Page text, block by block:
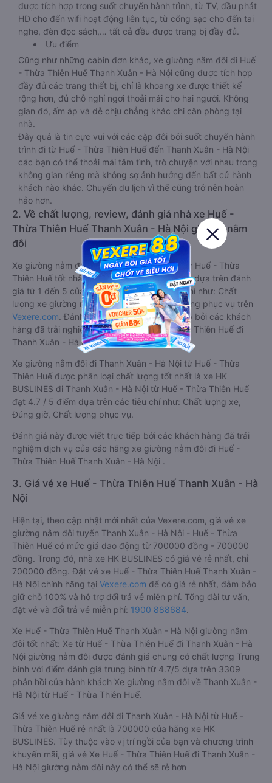
được tích hợp trong suốt chuyến hành trình, từ TV, đầu phát
HD cho đến wifi hoạt động liên tục, từ cổng sạc cho đến tai
nghe, đèn đọc sách,… tất cả đều được trang bị đầy đủ.
Ưu điểm
Cũng như những cabin đơn khác, xe giường nằm đôi đi Huế
- Thừa Thiên Huế Thanh Xuân - Hà Nội cũng được tích hợp
đầy đủ các trang thiết bị, chỉ là khoang xe được thiết kế
rộng hơn, đủ chỗ nghỉ ngơi thoải mái cho hai người. Không
gian đó, ấm áp và dễ chịu chẳng khác chi căn phòng tại
nhà.
Đây quả là tin cực vui với các cặp đôi bởi suốt chuyến hành
trình đi từ Huế - Thừa Thiên Huế đến Thanh Xuân - Hà Nội
các bạn có thể thoải mái tâm tình, trò chuyện với nhau trong
không gian riêng mà không sợ ảnh hưởng đến bất cứ hành
khách nào khác. Chuyến du lịch vì thế cũng trở nên hoàn
hảo hơn.
2. Về chất lượng, review, đánh giá nhà xe Huế -
Thừa Thiên Huế Thanh Xuân - Hà Nội giường nằm
đôi
Xe giường nằm đôi đi Thanh Xuân - Hà Nội từ Huế - Thừa
Thiên Huế tốt nhất được phân loại chất lượng dựa trên đánh
giá từ 1 đến 5 của khách hàng với các tiêu chí như: Chất
lượng xe giường nằm đôi, Đúng giờ, Chất lượng phục vụ trên
Vexere.com. Đánh giá này được viết trực tiếp bởi các khách
hàng đã trải nghiệm các hãng Xe Huế - Thừa Thiên Huế đi
Thanh Xuân - Hà Nội.
Xe giường nằm đôi đi Thanh Xuân - Hà Nội từ Huế - Thừa
Thiên Huế được phân loại chất lượng tốt nhất là xe HK
BUSLINES đi Thanh Xuân - Hà Nội từ Huế - Thừa Thiên Huế
đạt 4.7 / 5 điểm dựa trên các tiêu chí như: Chất lượng xe,
Đúng giờ, Chất lượng phục vụ.
Đánh giá này được viết trực tiếp bởi các khách hàng đã trải
nghiệm dịch vụ của các hãng xe giường nằm đôi đi Huế -
Thừa Thiên Huế Thanh Xuân - Hà Nội .
3. Giá vé xe Huế - Thừa Thiên Huế Thanh Xuân - Hà
Nội
Hiện tại, theo cập nhật mới nhất của Vexere.com, giá vé xe
giường nằm đôi tuyến Thanh Xuân - Hà Nội - Huế - Thừa
Thiên Huế có mức giá dao động từ 700000 đồng - 700000
đồng. Trong đó, nhà xe HK BUSLINES có giá vé rẻ nhất, chỉ
700000 đồng. Đặt vé xe Huế - Thừa Thiên Huế Thanh Xuân -
Hà Nội chính hãng tại Vexere.com để có giá rẻ nhất, đảm bảo
giữ chỗ 100% và hỗ trợ đổi trả vé miễn phí. Tổng đài tư vấn,
đặt vé và đổi trả vé miễn phí: 1900 888684.
Xe Huế - Thừa Thiên Huế Thanh Xuân - Hà Nội giường nằm
đôi tốt nhất: Xe từ Huế - Thừa Thiên Huế đi Thanh Xuân - Hà
Nội giường nằm đôi được đánh giá chung có chất lượng Trung
bình với điểm đánh giá trung bình từ 4.7/5 dựa trên 3309
phản hồi của hành khách Xe giường nằm đôi về Thanh Xuân -
Hà Nội từ Huế - Thừa Thiên Huế.
Giá vé xe giường nằm đôi đi Thanh Xuân - Hà Nội từ Huế -
Thừa Thiên Huế rẻ nhất là 700000 của hãng xe HK
BUSLINES. Tùy thuộc vào vị trí ngồi của bạn và chương trình
khuyến mãi, giá vé Xe Huế - Thừa Thiên Huế đi Thanh Xuân -
Hà Nội giường nằm đôi này có thể sẽ rẻ hơn